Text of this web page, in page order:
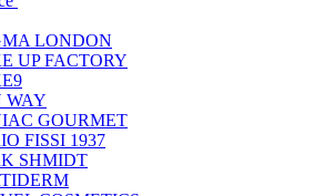
LONDON
UP FACTORY
WAY
GOURMET
FISSI 1937
SHMIDT